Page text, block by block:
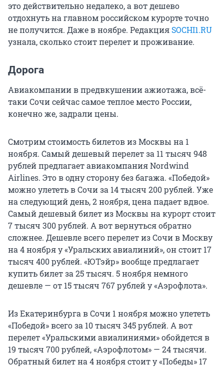
это действительно недалеко, а вот дешево
отдохнуть на главном российском курорте точно
не получится. Даже в ноябре. Редакция SOCHI1.RU
узнала, сколько стоит перелет и проживание.
Дорога
Авиакомпании в предвкушении ажиотажа, всё-
таки Сочи сейчас самое теплое место России,
конечно же, задрали цены.
Смотрим стоимость билетов из Москвы на 1
ноября. Самый дешевый перелет за 11 тысяч 948
рублей предлагает авиакомпания Nordwind
Airlines. Это в одну сторону без багажа. «Победой»
можно улететь в Сочи за 14 тысяч 200 рублей. Уже
на следующий день, 2 ноября, цена падает вдвое.
Самый дешевый билет из Москвы на курорт стоит
7 тысяч 300 рублей. А вот вернуться обратно
сложнее. Дешевле всего перелет из Сочи в Москву
на 4 ноября у «Уральских авиалиний», он стоит 17
тысяч 400 рублей. «ЮТэйр» вообще предлагает
купить билет за 25 тысяч. 5 ноября немного
дешевле — от 15 тысяч 767 рублей у «Аэрофлота».
Из Екатеринбурга в Сочи 1 ноября можно улететь
«Победой» всего за 10 тысяч 345 рублей. А вот
перелет «Уральскими авиалиниями» обойдется в
19 тысяч 700 рублей, «Аэрофлотом» — 24 тысячи.
Обратный билет на 4 ноября стоит у «Победы» 17